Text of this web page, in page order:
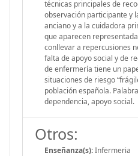
técnicas principales de
observación participante y
anciano y a la cuidadora
que aparecen
conllevar a repercusiones
falta de apoyo social y de
de enfermería tiene un
situaciones de riesgo
población española.
dependencia, apoyo social.
Otros:
Enseñanza(s):Infermeria